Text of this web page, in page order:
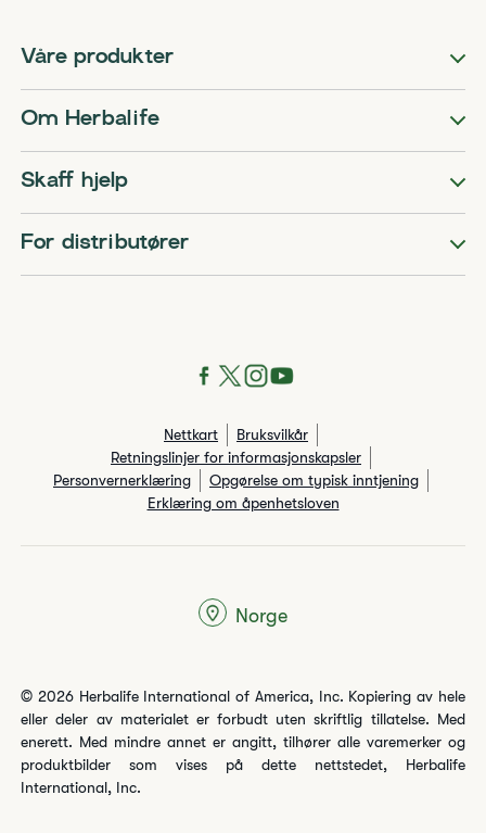
Våre produkter
Om Herbalife
Skaff hjelp
For distributører
Nettkart
Bruksvilkår
Retningslinjer for informasjonskapsler
Personvernerklæring
Opgørelse om typisk inntjening
Erklæring om åpenhetsloven
© 2026 Herbalife International of America, Inc. Kopiering av hele
eller deler av materialet er forbudt uten skriftlig tillatelse. Med
enerett. Med mindre annet er angitt, tilhører alle varemerker og
produktbilder som vises på dette nettstedet, Herbalife
International, Inc.
Norge